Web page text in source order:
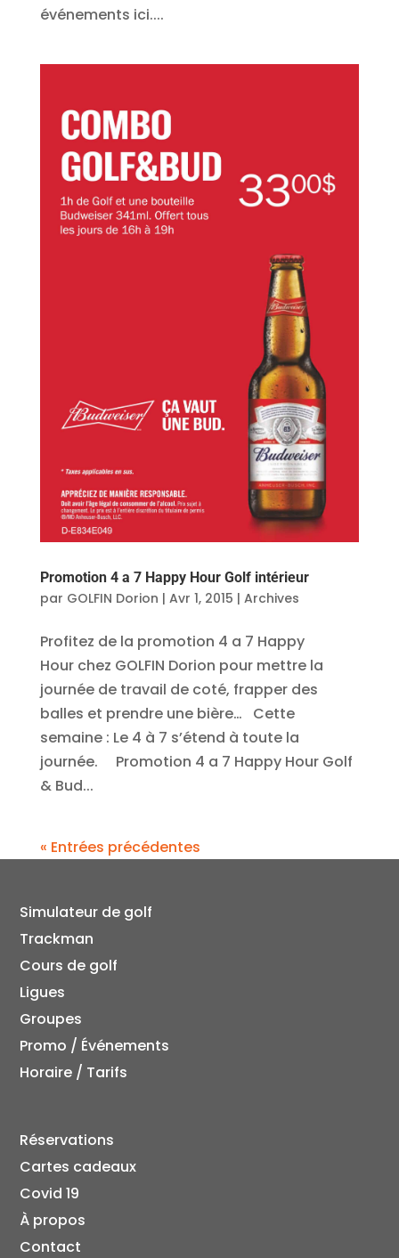
événements ici....
Promotion 4 a 7 Happy Hour Golf intérieur
par GOLFIN Dorion | Avr 1, 2015 | Archives
Profitez de la promotion 4 a 7 Happy
Hour chez GOLFIN Dorion pour mettre la
journée de travail de coté, frapper des
balles et prendre une bière… Cette
semaine : Le 4 à 7 s’étend à toute la
journée. Promotion 4 a 7 Happy Hour Golf
& Bud...
« Entrées précédentes
Simulateur de golf
Trackman
Cours de golf
Ligues
Groupes
Promo / Événements
Horaire / Tarifs
Réservations
Cartes cadeaux
Covid 19
À propos
Contact